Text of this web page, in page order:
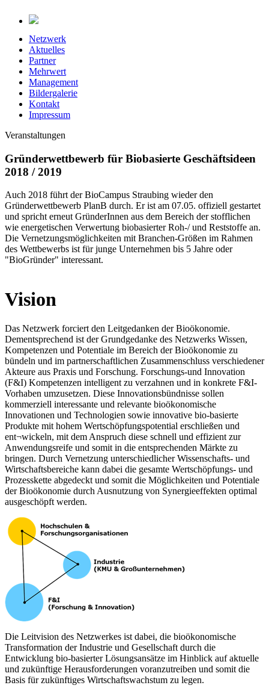
Netzwerk
Aktuelles
Partner
Mehrwert
Management
Bildergalerie
Kontakt
Impressum
Veranstaltungen
Gründerwettbewerb für Biobasierte Geschäftsideen
2018 / 2019
Auch 2018 führt der BioCampus Straubing wieder den
Gründerwettbewerb PlanB durch. Er ist am 07.05. offiziell gestartet
und spricht erneut GründerInnen aus dem Bereich der stofflichen
wie energetischen Verwertung biobasierter Roh-/ und Reststoffe an.
Die Vernetzungsmöglichkeiten mit Branchen-Größen im Rahmen
des Wettbewerbs ist für junge Unternehmen bis 5 Jahre oder
"BioGründer" interessant.
Vision
Das Netzwerk forciert den Leitgedanken der Bioökonomie.
Dementsprechend ist der Grundgedanke des Netzwerks Wissen,
Kompetenzen und Potentiale im Bereich der Bioökonomie zu
bündeln und im partnerschaftlichen Zusammenschluss verschiedener
Akteure aus Praxis und Forschung. Forschungs-und Innovation
(F&I) Kompetenzen intelligent zu verzahnen und in konkrete F&I-
Vorhaben umzusetzen. Diese Innovationsbündnisse sollen
kommerziell interessante und relevante bioökonomische
Innovationen und Technologien sowie innovative bio-basierte
Produkte mit hohem Wertschöpfungspotential erschließen und
ent¬wickeln, mit dem Anspruch diese schnell und effizient zur
Anwendungsreife und somit in die entsprechenden Märkte zu
bringen. Durch Vernetzung unterschiedlicher Wissenschafts- und
Wirtschaftsbereiche kann dabei die gesamte Wertschöpfungs- und
Prozesskette abgedeckt und somit die Möglichkeiten und Potentiale
der Bioökonomie durch Ausnutzung von Synergieeffekten optimal
ausgeschöpft werden.
Die Leitvision des Netzwerkes ist dabei, die bioökonomische
Transformation der Industrie und Gesellschaft durch die
Entwicklung bio-basierter Lösungsansätze im Hinblick auf aktuelle
und zukünftige Herausforderungen voranzutreiben und somit die
Basis für zukünftiges Wirtschaftswachstum zu legen.